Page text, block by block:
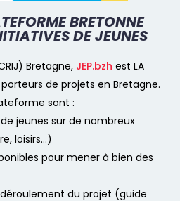
BRETONNE
DE JEUNES
Bretagne, JEP.bzh est LA
de projets en Bretagne.
sont :
jeunes sur de nombreux
loisirs…)
pour mener à bien des
du projet (guide